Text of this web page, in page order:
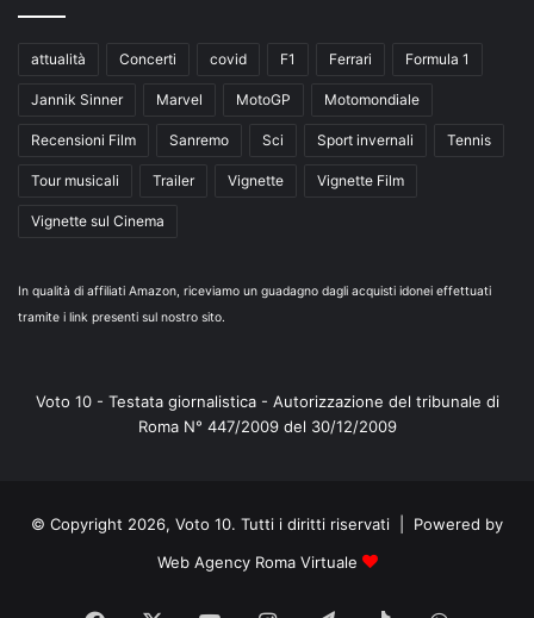
attualità Concerti covid F1 Ferrari Formula 1
Jannik Sinner Marvel MotoGP Motomondiale
Recensioni Film Sanremo Sci Sport invernali Tennis
Tour musicali Trailer Vignette Vignette Film
Vignette sul Cinema
In qualità di affiliati Amazon, riceviamo un guadagno dagli acquisti idonei effettuati
tramite i link presenti sul nostro sito.
Voto 10 - Testata giornalistica - Autorizzazione del tribunale di
Roma N° 447/2009 del 30/12/2009
© Copyright 2026, Voto 10. Tutti i diritti riservati | Powered by
Web Agency Roma Virtuale